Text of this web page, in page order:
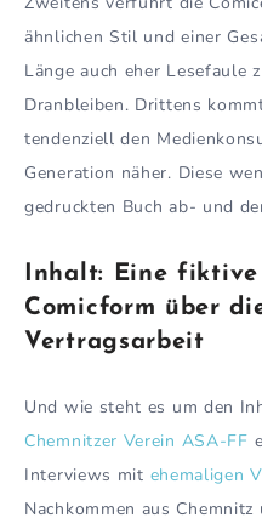
ähnlichen Stil und einer
Länge auch eher Lesefaule
Dranbleiben. Drittens
tendenziell den
Generation näher. Diese
gedruckten Buch ab- und
Inhalt: Eine fiktive
Comicform über
Vertragsarbeit
Und wie steht es um den
Chemnitzer Verein ASA-FF
Interviews mit ehemaligen
Nachkommen aus